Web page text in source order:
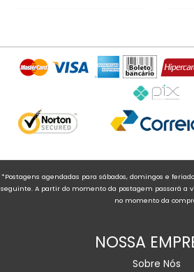
*Postagens agendadas para sábados, domingos e
seguinte. A partir do momento da postagem passará a
no momento da
NOSSA
Sobre Nós